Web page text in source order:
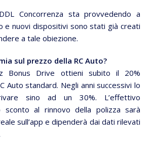
Concorrenza sta provvedendo a
e nuovi dispositivi sono stati già creati
a tale obiezione.
sul prezzo della RC Auto?
Bonus Drive ottieni subito il 20%
Auto standard. Negli anni successivi lo
sino ad un 30%. L’effettivo
sconto al rinnovo della polizza sarà
sull’app e dipenderà dai dati rilevati